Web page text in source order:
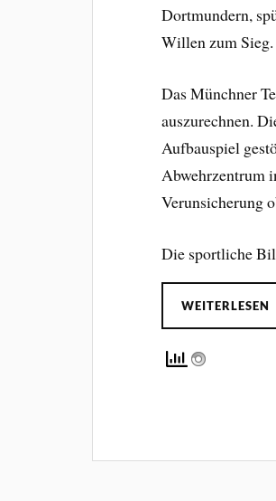
Dortmundern,
Willen zum Sieg.
Das Münchner
auszurechnen.
Aufbauspiel
Abwehrzentrum
Verunsicherung
Die sportliche
WEITERLESEN